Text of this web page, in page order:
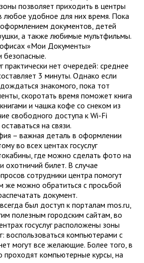
позволяет приходить в центры
любое удобное для них время. Пока
документов, детей
а также любимые мультфильмы.
офисах «Мои Документы»
безопасные.
практически нет очередей: среднее
3 минуты. Однако если
знакомого, пока тот
скоротать время поможет книга
и чашка кофе со снеком из
свободного доступа к Wi-Fi
на связи.
– важная деталь в оформлении
во всех центах госуслуг
где можно сделать фото на
охотничий билет. В случае
сотрудники центра помогут
же можно обратиться с просьбой
документ.
был доступ к порталам mos.ru,
полезным городским сайтам, во
госуслуг расположены зоны
воспользоваться компьютерами с
могут все желающие. Более того, в
проходят компьютерные курсы, на